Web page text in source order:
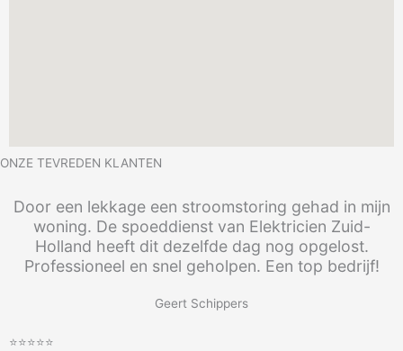
ONZE TEVREDEN KLANTEN
Door een lekkage een stroomstoring gehad in mijn
woning. De spoeddienst van Elektricien Zuid-
Holland heeft dit dezelfde dag nog opgelost.
Professioneel en snel geholpen. Een top bedrijf!
Geert Schippers
⭐⭐⭐⭐⭐